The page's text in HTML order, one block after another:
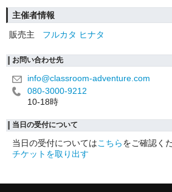
主催者情報
販売主
フルカタ ヒナタ
お問い合わせ先
info@classroom-adventure.com
080-3000-9212
10-18時
当日の受付について
当日の受付についてはこちらをご確認く
チケットを取り出す